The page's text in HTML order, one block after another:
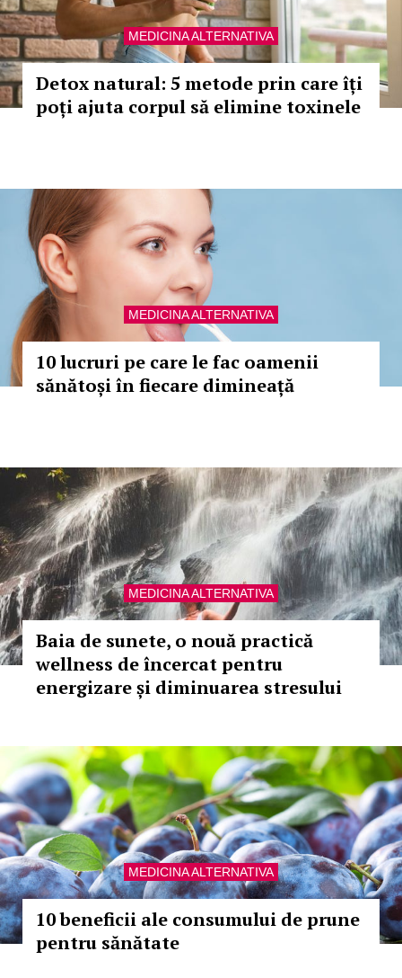
MEDICINA ALTERNATIVA
Detox natural: 5 metode prin care îți
poți ajuta corpul să elimine toxinele
MEDICINA ALTERNATIVA
10 lucruri pe care le fac oamenii
sănătoși în fiecare dimineață
MEDICINA ALTERNATIVA
Baia de sunete, o nouă practică
wellness de încercat pentru
energizare și diminuarea stresului
MEDICINA ALTERNATIVA
10 beneficii ale consumului de prune
pentru sănătate